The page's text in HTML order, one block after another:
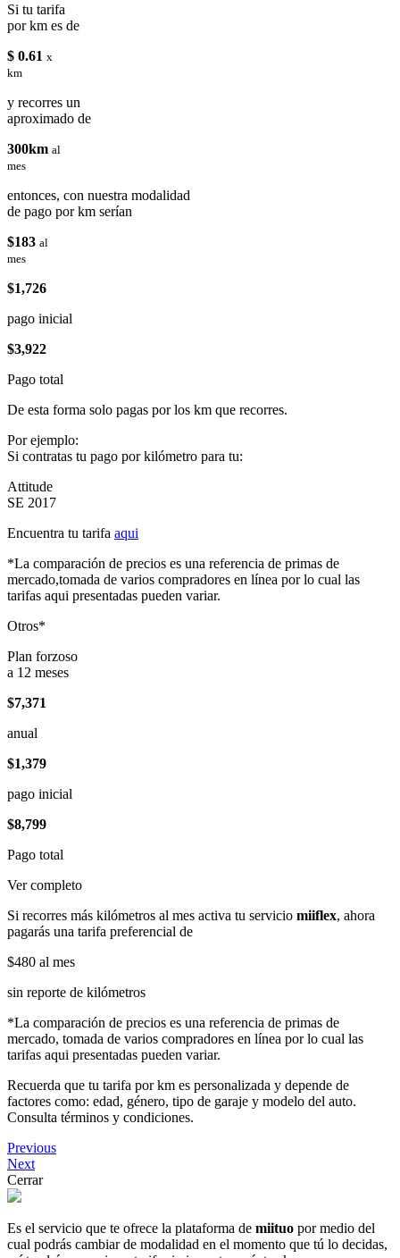
Si tu tarifa
por km es de
$ 0.61 x
km
y recorres un
aproximado de
300km al
mes
entonces, con nuestra modalidad
de pago por km serían
$183 al
mes
$1,726
pago inicial
$3,922
Pago total
De esta forma solo pagas por los km que recorres.
Por ejemplo:
Si contratas tu pago por kilómetro para tu:
Attitude
SE 2017
Encuentra tu tarifa aqui
*La comparación de precios es una referencia de primas de
mercado,tomada de varios compradores en línea por lo cual las
tarifas aqui presentadas pueden variar.
Otros*
Plan forzoso
a 12 meses
$7,371
anual
$1,379
pago inicial
$8,799
Pago total
Ver completo
Si recorres más kilómetros al mes activa tu servicio miiflex, ahora
pagarás una tarifa preferencial de
$480 al mes
sin reporte de kilómetros
*La comparación de precios es una referencia de primas de
mercado, tomada de varios compradores en línea por lo cual las
tarifas aqui presentadas pueden variar.
Recuerda que tu tarifa por km es personalizada y depende de
factores como: edad, género, tipo de garaje y modelo del auto.
Consulta términos y condiciones.
Previous
Next
Cerrar
Es el servicio que te ofrece la plataforma de miituo por medio del
cual podrás cambiar de modalidad en el momento que tú lo decidas,